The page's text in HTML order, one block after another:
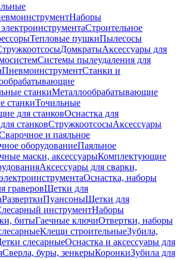
Наборы
Строительное
Тепловые пушкиПылесосы
ДомкратыАксессуары для
Системы пылеудаления для
ПневмоинструментСтанки и
станкиМеталлообрабатывающие
станкиТочильные
для станковОснастка для
станковСтружкоотсосыАксессуары
и паяльное
оборудованиеПаяльное
маски, аксессуарыКомплектующие
Аксессуары для сварки,
Оснастка, наборы
граверовЩетки для
РазверткиПуансоныЩетки для
инструментНаборы
битыГаечные ключиОтвертки, наборы
Клещи строительныеЗубила,
слесарныеОснастка и аксессуары для
Сверла, буры, зенкерыКоронкиЗубила для